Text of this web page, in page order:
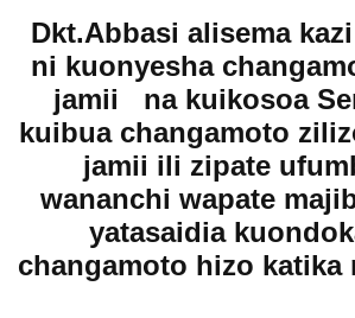
Dkt.Abbasi alisema
ni kuonyesha
jamii na kuikosoa
kuibua changamoto
jamii ili zipate
wananchi wapate
yatasaidia
changamoto hizo katika